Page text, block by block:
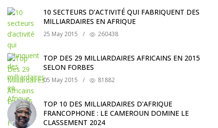
10 SECTEURS D’ACTIVITÉ QUI FABRIQUENT DES
MILLIARDAIRES EN AFRIQUE
25 May 2015 / 260438
TOP DES 29 MILLIARDAIRES AFRICAINS EN 2015
SELON FORBES
05 May 2015 / 81882
TOP 10 DES MILLIARDAIRES D'AFRIQUE
FRANCOPHONE : LE CAMEROUN DOMINE LE
CLASSEMENT 2024